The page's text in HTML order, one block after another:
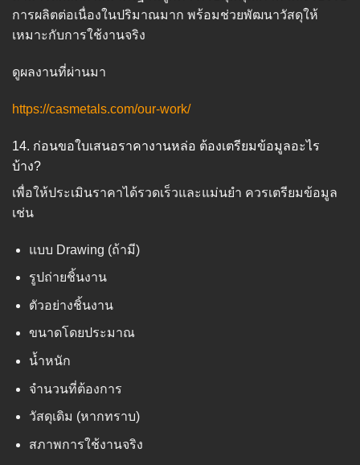
การผลิตต่อเนื่องในปริมาณมาก พร้อมช่วยพัฒนาวัสดุให้
เหมาะกับการใช้งานจริง
ดูผลงานที่ผ่านมา
https://casmetals.com/our-work/
14. ก่อนขอใบเสนอราคางานหล่อ ต้องเตรียมข้อมูลอะไร
บ้าง?
เพื่อให้ประเมินราคาได้รวดเร็วและแม่นยำ ควรเตรียมข้อมูล
เช่น
แบบ Drawing (ถ้ามี)
รูปถ่ายชิ้นงาน
ตัวอย่างชิ้นงาน
ขนาดโดยประมาณ
น้ำหนัก
จำนวนที่ต้องการ
วัสดุเดิม (หากทราบ)
สภาพการใช้งานจริง